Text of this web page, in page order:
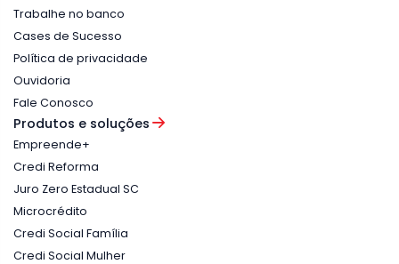
Trabalhe no banco
Cases de Sucesso
Política de privacidade
Ouvidoria
Fale Conosco
Produtos e soluções
Empreende+
Credi Reforma
Juro Zero Estadual SC
Microcrédito
Credi Social Família
Credi Social Mulher